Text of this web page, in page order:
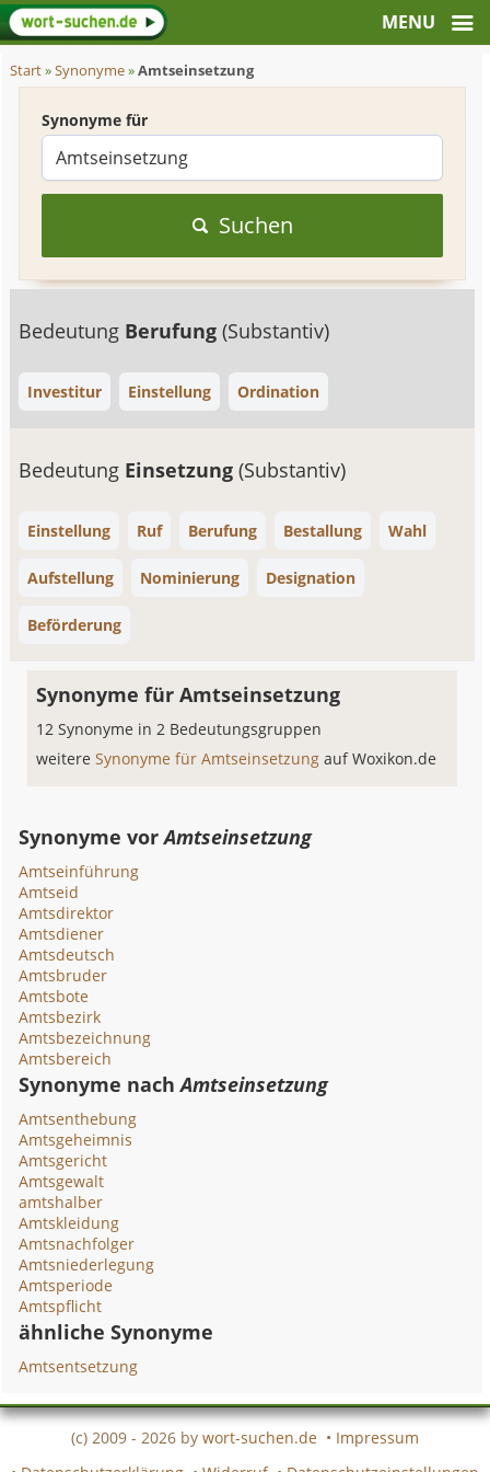
Start»Synonyme»Amtseinsetzung
Synonyme für
Suchen
Bedeutung Berufung(Substantiv)
Investitur Einstellung Ordination
Bedeutung Einsetzung(Substantiv)
Einstellung Ruf Berufung Bestallung Wahl
Aufstellung Nominierung Designation
Beförderung
Synonyme für Amtseinsetzung
12 Synonyme in 2 Bedeutungsgruppen
weitereSynonyme für Amtseinsetzungauf Woxikon.de
Synonyme vorAmtseinsetzung
Amtseinführung
Amtseid
Amtsdirektor
Amtsdiener
Amtsdeutsch
Amtsbruder
Amtsbote
Amtsbezirk
Amtsbezeichnung
Amtsbereich
Synonyme nachAmtseinsetzung
Amtsenthebung
Amtsgeheimnis
Amtsgericht
Amtsgewalt
amtshalber
Amtskleidung
Amtsnachfolger
Amtsniederlegung
Amtsperiode
Amtspflicht
ähnliche Synonyme
Amtsentsetzung
(c) 2009 - 2026 by wort-suchen.de • Impressum